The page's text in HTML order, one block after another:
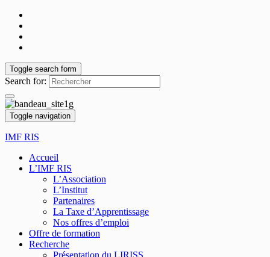
Toggle search form
Search for:
Toggle navigation
IMF RIS
Accueil
L’IMF RIS
L’Association
L’Institut
Partenaires
La Taxe d’Apprentissage
Nos offres d’emploi
Offre de formation
Recherche
Présentation du LIRISS